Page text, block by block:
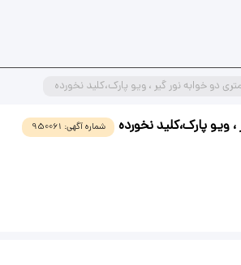
شماره آگهی: 950061